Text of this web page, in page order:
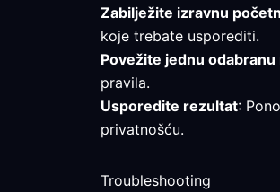
Zabilježite izravnu
koje trebate usporediti.
Povežite jednu odabranu
pravila.
Usporedite rezultat:
privatnošću.
Troubleshooting